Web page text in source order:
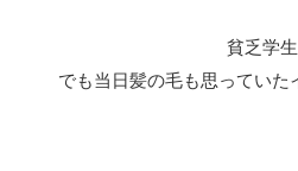
貧乏学
でも当日髪の毛も思ってい